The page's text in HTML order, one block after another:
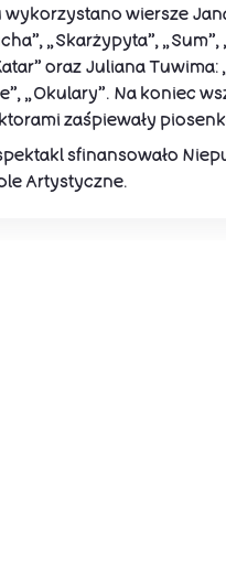
wiersze
„Skarżypyta”, „Sum”,
oraz Juliana Tuwima:
„Okulary”. Na koniec
zaśpiewały
sfinansowało
Artystyczne.